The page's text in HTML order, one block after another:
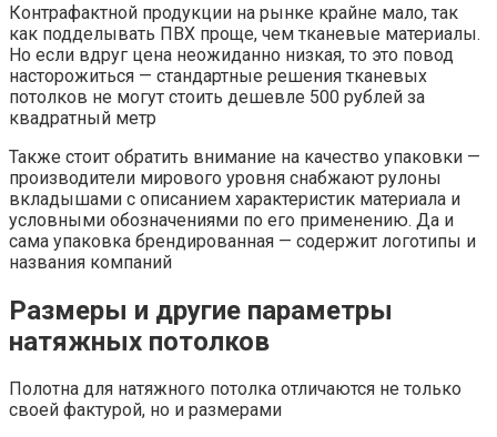
Контрафактной продукции на рынке крайне мало, так
как подделывать ПВХ проще, чем тканевые материалы.
Но если вдруг цена неожиданно низкая, то это повод
насторожиться — стандартные решения тканевых
потолков не могут стоить дешевле 500 рублей за
квадратный метр
Также стоит обратить внимание на качество упаковки —
производители мирового уровня снабжают рулоны
вкладышами с описанием характеристик материала и
условными обозначениями по его применению. Да и
сама упаковка брендированная — содержит логотипы и
названия компаний
Размеры и другие параметры
натяжных потолков
Полотна для натяжного потолка отличаются не только
своей фактурой, но и размерами